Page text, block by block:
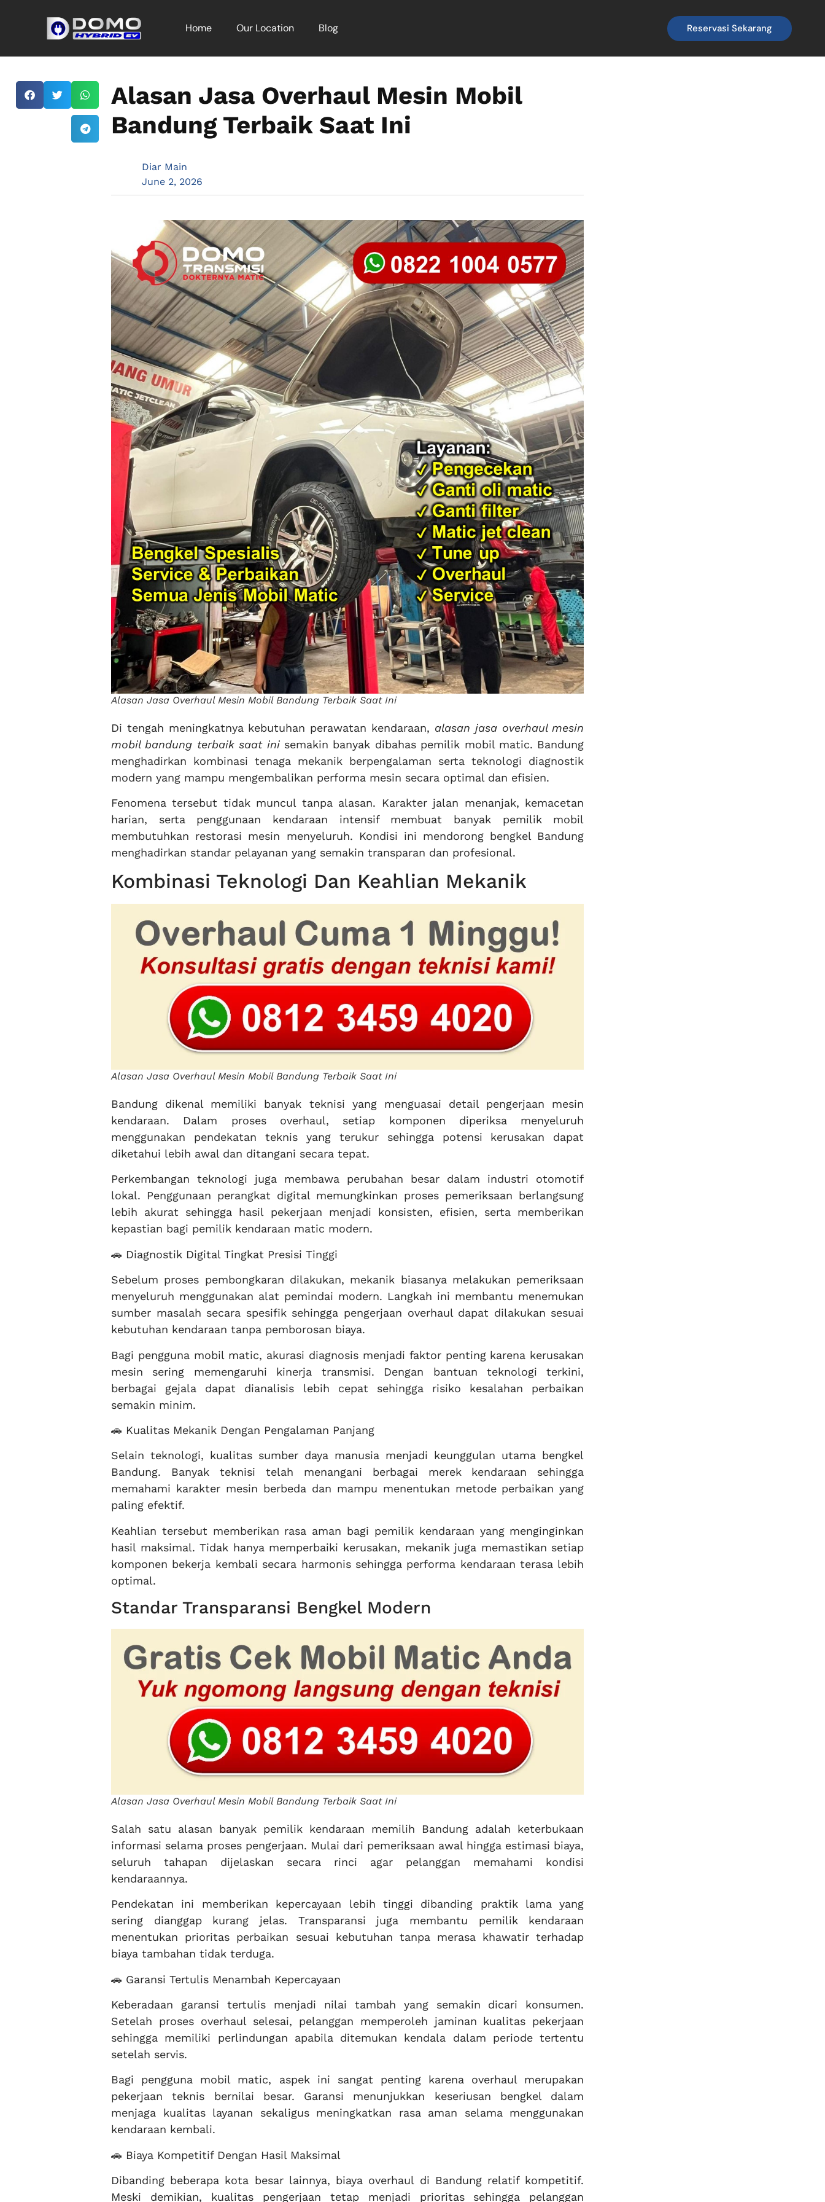
Home Our Location Blog Reservasi Sekarang
Alasan Jasa Overhaul Mesin Mobil
Bandung Terbaik Saat Ini
Diar Main
June 2, 2026
Alasan Jasa Overhaul Mesin Mobil Bandung Terbaik Saat Ini
Di tengah meningkatnya kebutuhan perawatan kendaraan, alasan jasa overhaul mesin
mobil bandung terbaik saat inisemakin banyak dibahas pemilik mobil matic. Bandung
menghadirkan kombinasi tenaga mekanik berpengalaman serta teknologi diagnostik
modern yang mampu mengembalikan performa mesin secara optimal dan efisien.
Fenomena tersebut tidak muncul tanpa alasan. Karakter jalan menanjak, kemacetan
harian, serta penggunaan kendaraan intensif membuat banyak pemilik mobil
membutuhkan restorasi mesin menyeluruh. Kondisi ini mendorong bengkel Bandung
menghadirkan standar pelayanan yang semakin transparan dan profesional.
Kombinasi Teknologi Dan Keahlian Mekanik
Alasan Jasa Overhaul Mesin Mobil Bandung Terbaik Saat Ini
Bandung dikenal memiliki banyak teknisi yang menguasai detail pengerjaan mesin
kendaraan. Dalam proses overhaul, setiap komponen diperiksa menyeluruh
menggunakan pendekatan teknis yang terukur sehingga potensi kerusakan dapat
diketahui lebih awal dan ditangani secara tepat.
Perkembangan teknologi juga membawa perubahan besar dalam industri otomotif
lokal. Penggunaan perangkat digital memungkinkan proses pemeriksaan berlangsung
lebih akurat sehingga hasil pekerjaan menjadi konsisten, efisien, serta memberikan
kepastian bagi pemilik kendaraan matic modern.
🚗 Diagnostik Digital Tingkat Presisi Tinggi
Sebelum proses pembongkaran dilakukan, mekanik biasanya melakukan pemeriksaan
menyeluruh menggunakan alat pemindai modern. Langkah ini membantu menemukan
sumber masalah secara spesifik sehingga pengerjaan overhaul dapat dilakukan sesuai
kebutuhan kendaraan tanpa pemborosan biaya.
Bagi pengguna mobil matic, akurasi diagnosis menjadi faktor penting karena kerusakan
mesin sering memengaruhi kinerja transmisi. Dengan bantuan teknologi terkini,
berbagai gejala dapat dianalisis lebih cepat sehingga risiko kesalahan perbaikan
semakin minim.
🚗 Kualitas Mekanik Dengan Pengalaman Panjang
Selain teknologi, kualitas sumber daya manusia menjadi keunggulan utama bengkel
Bandung. Banyak teknisi telah menangani berbagai merek kendaraan sehingga
memahami karakter mesin berbeda dan mampu menentukan metode perbaikan yang
paling efektif.
Keahlian tersebut memberikan rasa aman bagi pemilik kendaraan yang menginginkan
hasil maksimal. Tidak hanya memperbaiki kerusakan, mekanik juga memastikan setiap
komponen bekerja kembali secara harmonis sehingga performa kendaraan terasa lebih
optimal.
Standar Transparansi Bengkel Modern
Alasan Jasa Overhaul Mesin Mobil Bandung Terbaik Saat Ini
Salah satu alasan banyak pemilik kendaraan memilih Bandung adalah keterbukaan
informasi selama proses pengerjaan. Mulai dari pemeriksaan awal hingga estimasi biaya,
seluruh tahapan dijelaskan secara rinci agar pelanggan memahami kondisi
kendaraannya.
Pendekatan ini memberikan kepercayaan lebih tinggi dibanding praktik lama yang
sering dianggap kurang jelas. Transparansi juga membantu pemilik kendaraan
menentukan prioritas perbaikan sesuai kebutuhan tanpa merasa khawatir terhadap
biaya tambahan tidak terduga.
🚗 Garansi Tertulis Menambah Kepercayaan
Keberadaan garansi tertulis menjadi nilai tambah yang semakin dicari konsumen.
Setelah proses overhaul selesai, pelanggan memperoleh jaminan kualitas pekerjaan
sehingga memiliki perlindungan apabila ditemukan kendala dalam periode tertentu
setelah servis.
Bagi pengguna mobil matic, aspek ini sangat penting karena overhaul merupakan
pekerjaan teknis bernilai besar. Garansi menunjukkan keseriusan bengkel dalam
menjaga kualitas layanan sekaligus meningkatkan rasa aman selama menggunakan
kendaraan kembali.
🚗 Biaya Kompetitif Dengan Hasil Maksimal
Dibanding beberapa kota besar lainnya, biaya overhaul di Bandung relatif kompetitif.
Meski demikian, kualitas pengerjaan tetap menjadi prioritas sehingga pelanggan